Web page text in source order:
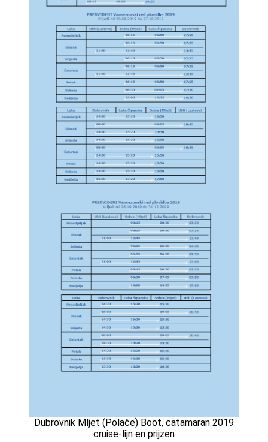
Dubrovnik Mljet (Polače) Boot, catamaran 2019
cruise-lijn en prijzen